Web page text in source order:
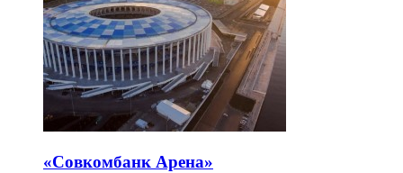
«Совкомбанк Арена⁠»